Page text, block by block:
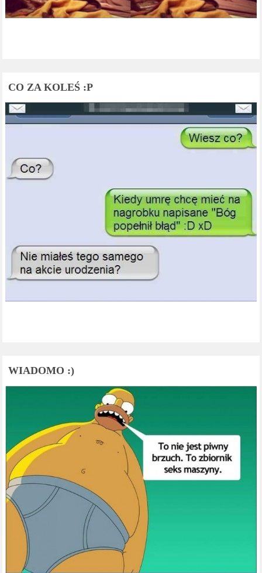
CO ZA KOLEŚ :P
WIADOMO :)